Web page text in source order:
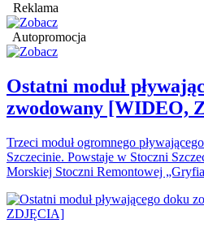
Reklama
Autopromocja
Ostatni moduł
zwodowany [WIDEO,
Trzeci moduł ogromnego
Szczecinie. Powstaje w Stoczni
Morskiej Stoczni Remontowej